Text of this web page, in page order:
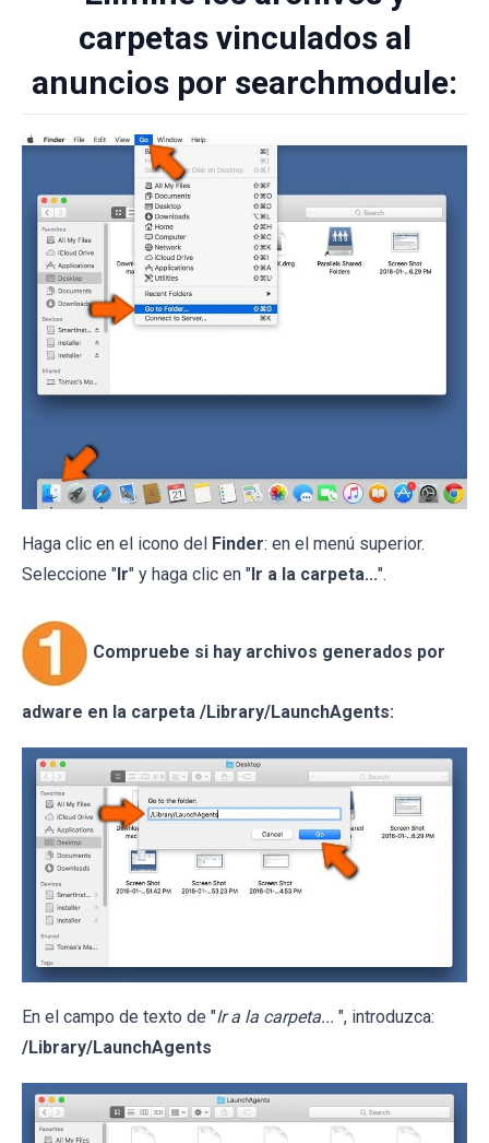
carpetas vinculados al
anuncios por searchmodule:
Haga clic en el icono del Finder: en el menú superior.
Seleccione "Ir" y haga clic en "Ir a la carpeta...".
Compruebe si hay archivos generados por
adware en la carpeta /Library/LaunchAgents:
En el campo de texto de "Ir a la carpeta... ", introduzca:
/Library/LaunchAgents